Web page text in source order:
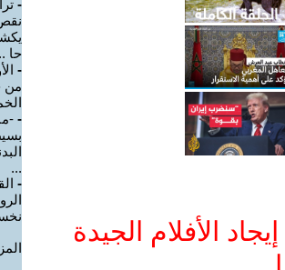
الأفلام الجيدة
-
حا
-
من
الخميس
-
...
-